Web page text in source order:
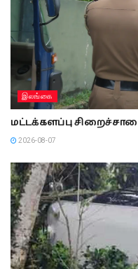
இலங்கை
மட்டக்களப்பு
2026-08-07